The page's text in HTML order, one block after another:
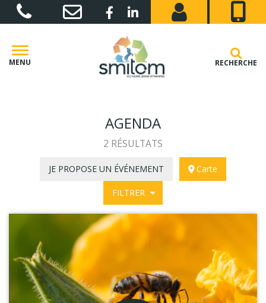
Gestion des traceurs
Lien vers le compte Facebook
Lien vers le compte Linkedin
MENU RECHERCHE
AGENDA
2 RÉSULTATS
JE PROPOSE UN ÉVÉNEMENT Carte
FILTRER